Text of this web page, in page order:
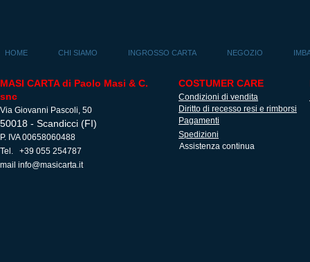
HOME CHI SIAMO INGROSSO CARTA NEGOZIO
MASI CARTA di Paolo Masi & C.
snc
Via Giovanni Pascoli, 50
50018 - Scandicci (FI)
P. IVA 00658060488
Tel. +39 055 254787
mail info@masicarta.it
COSTUMER CARE
Condizioni di vendita
Diritto di recesso resi e rimborsi
Pagamenti
Spedizioni
Assistenza continua